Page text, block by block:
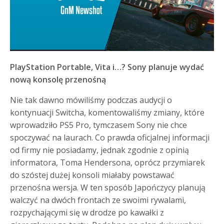
PlayStation Portable, Vita i…? Sony planuje wydać
nową konsolę przenośną
Nie tak dawno mówiliśmy podczas audycji o
kontynuacji Switcha, komentowaliśmy zmiany, które
wprowadziło PS5 Pro, tymczasem Sony nie chce
spoczywać na laurach. Co prawda oficjalnej informacji
od firmy nie posiadamy, jednak zgodnie z opinią
informatora, Toma Hendersona, oprócz przymiarek
do szóstej dużej konsoli miałaby powstawać
przenośna wersja. W ten sposób Japończycy planują
walczyć na dwóch frontach ze swoimi rywalami,
rozpychającymi się w drodze po kawałki z